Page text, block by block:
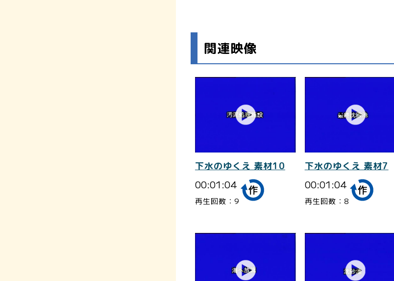
関連映像
下水のゆくえ 素材10
00:01:04
再生回数：9
下水のゆくえ 素材7
00:01:04
再生回数：8